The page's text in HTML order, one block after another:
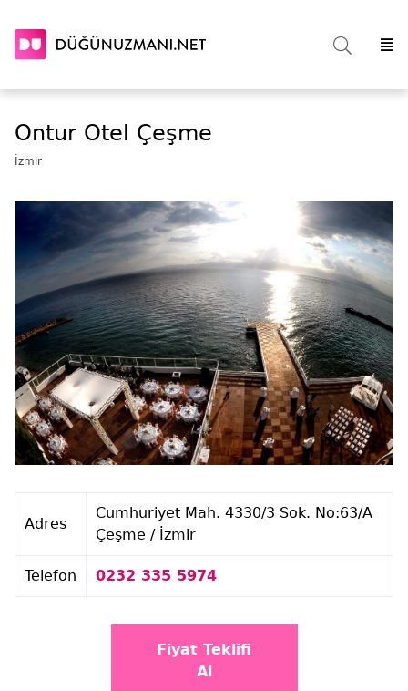
Ontur Otel Çeşme
İzmir
Adres
Cumhuriyet Mah. 4330/3 Sok. No:63/A
Çeşme / İzmir
Telefon 0232 335 5974
Fiyat Teklifi
Al